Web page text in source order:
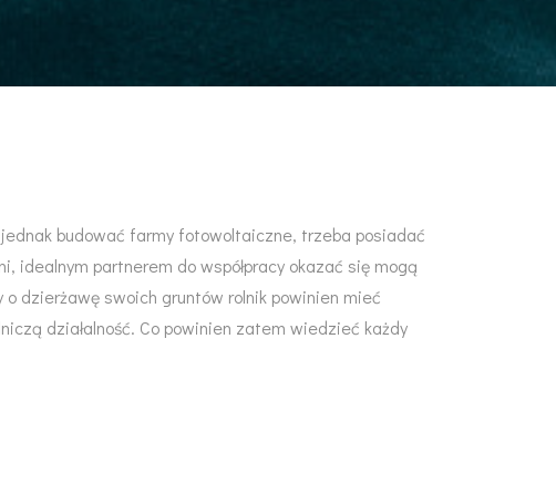
budować farmy fotowoltaiczne, trzeba posiadać
idealnym partnerem do współpracy okazać się mogą
dzierżawę swoich gruntów rolnik powinien mieć
działalność. Co powinien zatem wiedzieć każdy